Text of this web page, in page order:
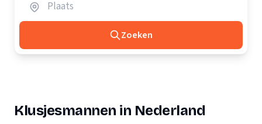
Zoeken
Klusjesmannen in Nederland